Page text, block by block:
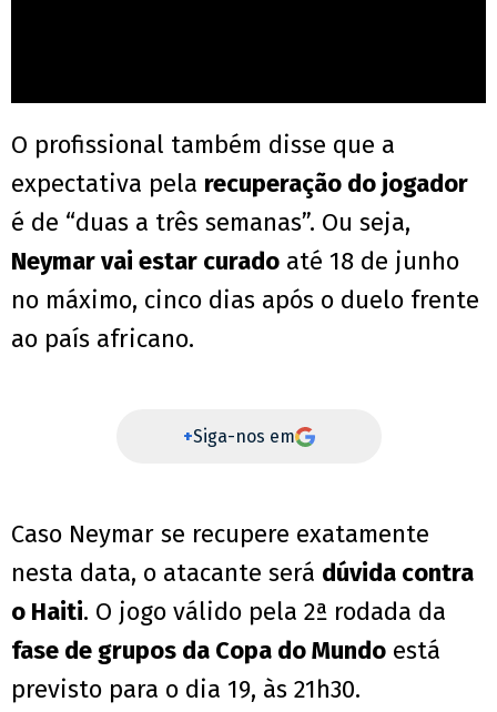
O profissional também disse que a
expectativa pela recuperação do jogador
é de “duas a três semanas”. Ou seja,
Neymar vai estar curado até 18 de junho
no máximo, cinco dias após o duelo frente
ao país africano.
+Siga-nos em
Caso Neymar se recupere exatamente
nesta data, o atacante será dúvida contra
o Haiti. O jogo válido pela 2ª rodada da
fase de grupos da Copa do Mundo está
previsto para o dia 19, às 21h30.